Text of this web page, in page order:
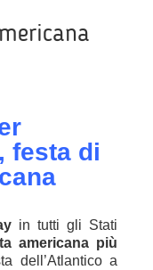
festa di
in tutti gli Stati
americana più
dell’Atlantico a